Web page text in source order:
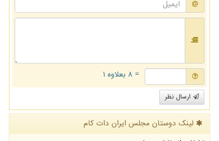
= ۸ بعلاوه ۱
ارسال نظر
لینک دوستان مجلس ایران دات كام